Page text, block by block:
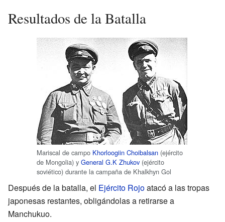
Resultados de la Batalla
Mariscal de campo Khorloogiin Choibalsan (ejército
de Mongolia) y General G.K Zhukov (ejército
soviético) durante la campaña de Khalkhyn Gol
Después de la batalla, el Ejército Rojoatacó a las tropas
japonesas restantes, obligándolas a retirarse a
Manchukuo.